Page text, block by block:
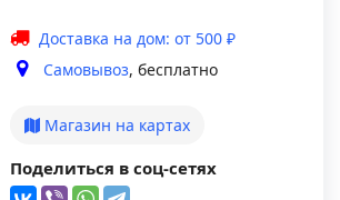
Доставка на дом: от 500 ₽
Самовывоз, бесплатно
Магазин на картах
Поделиться в соц-сетях